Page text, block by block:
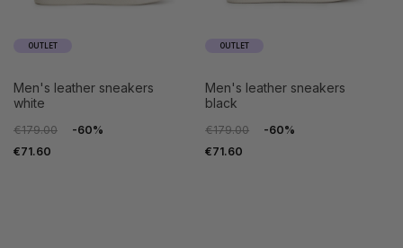
OUTLET
men's leather sneakers
white
€179.00
-60%
€71.60
OUTLET
men's leather sneakers
black
€179.00
-60%
€71.60